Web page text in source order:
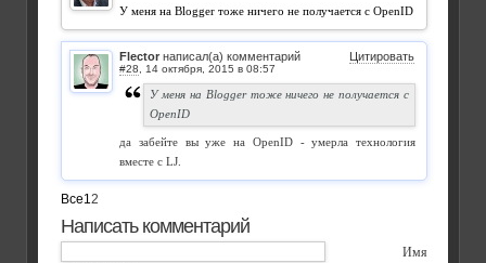
У меня на Blogger тоже ничего не получается с OpenID
Flector написал(а) комментарий Цитировать
#28
У меня на Blogger тоже ничего не получается с
OpenID
да забейте вы уже на OpenID - умерла технология
вместе с LJ.
Все12
Написать комментарий
Имя